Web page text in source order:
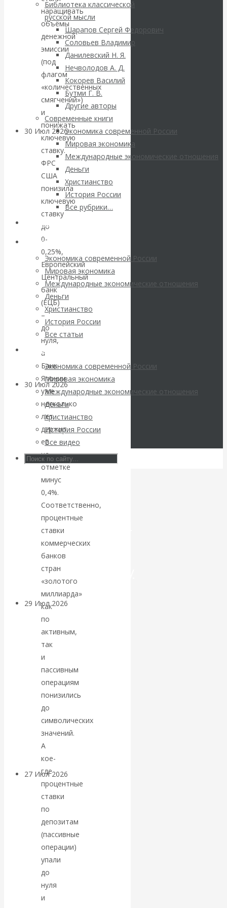
Библиотека классической
русской мысли
Шарапов Сергей Федорович
Соловьев Владимир
Данилевский Н. Я.
Нечволодов А. Д.
Кокорев Василий
Бутми Г. В.
Другие авторы
Современные книги
Экономика современной России
Мировая экономика
Международные экономические отношения
Деньги
Христианство
История России
Все рубрики…
Авторы РЭОШ
Архив статей
Экономика современной России
Мировая экономика
Международные экономические отношения
Деньги
Христианство
История России
Все статьи
Архив Видео
Экономика современной России
Мировая экономика
Международные экономические отношения
Деньги
Христианство
История России
Все видео
ВАлентин
Катасонов.
Саммит НАТО в
Турции: Drang
nach Osten
30 Июл 2026Банки
Валентин
Катасонов. Кто
определяет
погоду на
финансовых
рынках?
Минфины хотят
быть главнее
Центробанков?
30 Июл 2026Цифровая
экономика
Валентин
Катасонов.
Искусственный
интеллект —
революционный
переход к
посткапитализму
29 Июл 2026
финансовая олигархия
Валентин
Катасонов.
«Мировые
ростовщики»:
вчера и сегодня
27 Июл 2026
валютная система
Валентин
КАтасонов.
«МЕТОД
ОТМЫВАНИЯ
наращивать
объёмы
денежной
эмиссии
(под
флагом
«количественных
смягчений»)
и
понижать
ключевую
ставку.
ФРС
США
понизила
ключевую
ставку
до
0-
0,25%,
Европейский
Центральный
банк
(ЕЦБ)
–
до
нуля,
а
Банк
Японии
уже
несколько
лет
держит
её
на
отметке
минус
0,4%.
Соответственно,
процентные
ставки
коммерческих
банков
стран
«золотого
миллиарда»
как
по
активным,
так
и
пассивным
операциям
понизились
до
символических
значений.
А
кое-
где
процентные
ставки
по
депозитам
(пассивные
операции)
упали
до
нуля
и